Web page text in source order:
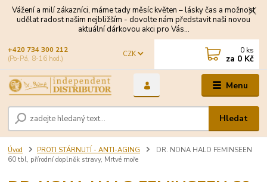
Vážení a milí zákazníci, máme tady měsíc květen – lásky čas a možnost
udělat radost našim nejbližším - dovolte nám představit naši novou
aktuální dárkovou akci pro Vás...
Menu
CZK
Hledat
+420 734 300 212
(Po-Pá, 8-16 hod.)
0 ks
za 0 Kč
Úvod PROTI STÁRNUTÍ - ANTI-AGING
DR. NONA HALO FEMINSEEN
60 tbl, přírodní doplněk stravy, Mrtvé moře